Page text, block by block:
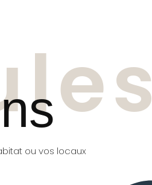
ou vos locaux